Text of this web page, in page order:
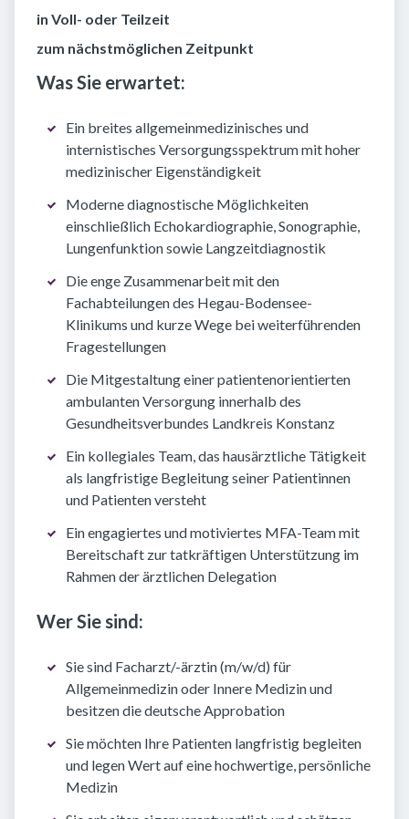
in Voll- oder Teilzeit
zum nächstmöglichen Zeitpunkt
Was Sie erwartet:
Ein breites allgemeinmedizinisches und
internistisches Versorgungsspektrum mit hoher
medizinischer Eigenständigkeit
Moderne diagnostische Möglichkeiten
einschließlich Echokardiographie, Sonographie,
Lungenfunktion sowie Langzeitdiagnostik
Die enge Zusammenarbeit mit den
Fachabteilungen des Hegau-Bodensee-
Klinikums und kurze Wege bei weiterführenden
Fragestellungen
Die Mitgestaltung einer patientenorientierten
ambulanten Versorgung innerhalb des
Gesundheitsverbundes Landkreis Konstanz
Ein kollegiales Team, das hausärztliche Tätigkeit
als langfristige Begleitung seiner Patientinnen
und Patienten versteht
Ein engagiertes und motiviertes MFA-Team mit
Bereitschaft zur tatkräftigen Unterstützung im
Rahmen der ärztlichen Delegation
Wer Sie sind:
Sie sind Facharzt/-ärztin (m/w/d) für
Allgemeinmedizin oder Innere Medizin und
besitzen die deutsche Approbation
Sie möchten Ihre Patienten langfristig begleiten
und legen Wert auf eine hochwertige, persönliche
Medizin